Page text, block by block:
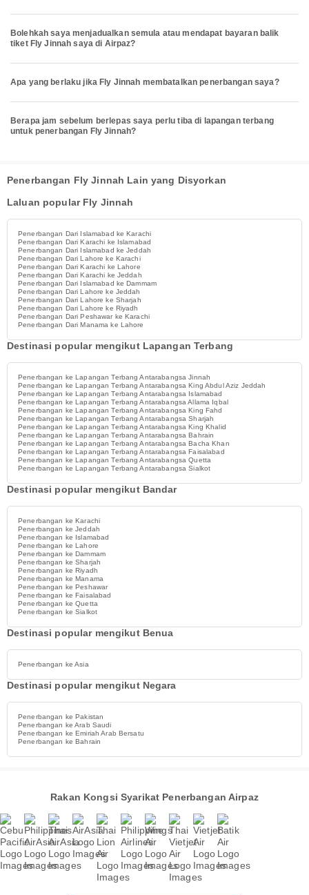
Bolehkah saya menjadualkan semula atau mendapat bayaran balik
tiket Fly Jinnah saya di Airpaz?
Apa yang berlaku jika Fly Jinnah membatalkan penerbangan saya?
Berapa jam sebelum berlepas saya perlu tiba di lapangan terbang
untuk penerbangan Fly Jinnah?
Penerbangan Fly Jinnah Lain yang Disyorkan
Laluan popular Fly Jinnah
Penerbangan Dari Islamabad ke Karachi
Penerbangan Dari Karachi ke Islamabad
Penerbangan Dari Islamabad ke Jeddah
Penerbangan Dari Lahore ke Karachi
Penerbangan Dari Karachi ke Lahore
Penerbangan Dari Karachi ke Jeddah
Penerbangan Dari Islamabad ke Dammam
Penerbangan Dari Lahore ke Jeddah
Penerbangan Dari Lahore ke Sharjah
Penerbangan Dari Lahore ke Riyadh
Penerbangan Dari Peshawar ke Karachi
Penerbangan Dari Manama ke Lahore
Destinasi popular mengikut Lapangan Terbang
Penerbangan ke Lapangan Terbang Antarabangsa Jinnah
Penerbangan ke Lapangan Terbang Antarabangsa King Abdul Aziz Jeddah
Penerbangan ke Lapangan Terbang Antarabangsa Islamabad
Penerbangan ke Lapangan Terbang Antarabangsa Allama Iqbal
Penerbangan ke Lapangan Terbang Antarabangsa King Fahd
Penerbangan ke Lapangan Terbang Antarabangsa Sharjah
Penerbangan ke Lapangan Terbang Antarabangsa King Khalid
Penerbangan ke Lapangan Terbang Antarabangsa Bahrain
Penerbangan ke Lapangan Terbang Antarabangsa Bacha Khan
Penerbangan ke Lapangan Terbang Antarabangsa Faisalabad
Penerbangan ke Lapangan Terbang Antarabangsa Quetta
Penerbangan ke Lapangan Terbang Antarabangsa Sialkot
Destinasi popular mengikut Bandar
Penerbangan ke Karachi
Penerbangan ke Jeddah
Penerbangan ke Islamabad
Penerbangan ke Lahore
Penerbangan ke Dammam
Penerbangan ke Sharjah
Penerbangan ke Riyadh
Penerbangan ke Manama
Penerbangan ke Peshawar
Penerbangan ke Faisalabad
Penerbangan ke Quetta
Penerbangan ke Sialkot
Destinasi popular mengikut Benua
Penerbangan ke Asia
Destinasi popular mengikut Negara
Penerbangan ke Pakistan
Penerbangan ke Arab Saudi
Penerbangan ke Emiriah Arab Bersatu
Penerbangan ke Bahrain
Rakan Kongsi Syarikat Penerbangan Airpaz